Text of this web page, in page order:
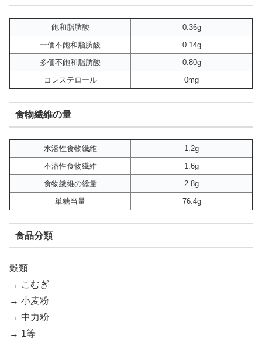
飽和脂肪酸
0.36g
一価不飽和脂肪酸
0.14g
多価不飽和脂肪酸
0.80g
コレステロール
0mg
食物繊維の量
水溶性食物繊維
1.2g
不溶性食物繊維
1.6g
食物繊維の総量
2.8g
単糖当量
76.4g
食品分類
穀類
→ こむぎ
→ 小麦粉
→ 中力粉
→ 1等